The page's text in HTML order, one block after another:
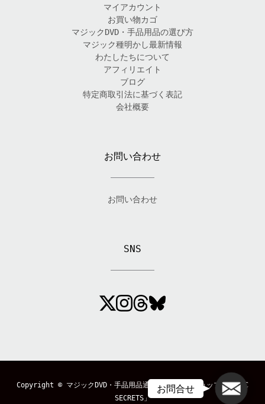
マイアカウント
お買い物カゴ
マジックDVD・手品用品の選び方
マジック種明かし最新情報
わたしたちについて
アフィリエイト
ブログ
特定商取引法に基づく表記
会社概要
お問い合わせ
お問い合わせ
SNS
Copyright © マジックDVD・手品用品通販のマジックショップ「MAGIC
SECRETS」
メール
お問合せ